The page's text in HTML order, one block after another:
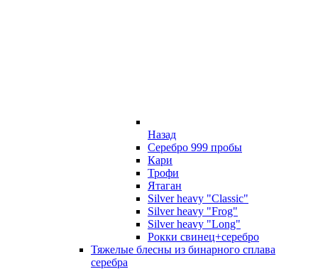
Назад
Серебро 999 пробы
Кари
Трофи
Ятаган
Silver heavy "Classic"
Silver heavy "Frog"
Silver heavy "Long"
Рокки свинец+серебро
Тяжелые блесны из бинарного сплава
серебра